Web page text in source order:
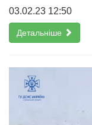
03.02.23 12:50
Детальніше